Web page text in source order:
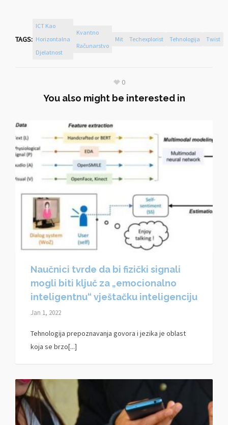
TAGS:
ICT Kao
Horizontalna
Djelatnost
Kvantno
Računarstvo
Mit Techexplorist Tehnologija Twist
0
You also might be interested in
Naučnici tvrde da bi fizički signali
mogli biti ključ za „emocionalno
inteligentnu“ vještačku inteligenciju
Jan 1, 2022
Tehnologija prepoznavanja govora i jezika je oblast
koja se brzo[...]